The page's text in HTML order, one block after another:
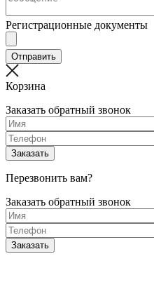
Регистрационные документы
Корзина
Заказать обратный звонок
Перезвонить вам?
Заказать обратный звонок